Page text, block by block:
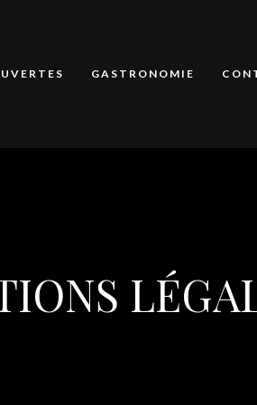
GASTRONOMIE